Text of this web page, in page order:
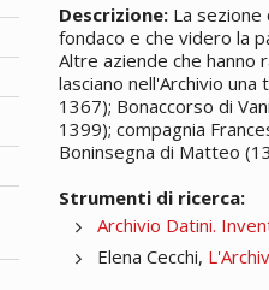
Descrizione: La
fondaco e che videro la
Altre aziende che hanno
lasciano nell'Archivio
1367); Bonaccorso di
1399); compagnia
Boninsegna di Matteo
Strumenti di ricerca:
Archivio Datini.
Elena Cecchi,